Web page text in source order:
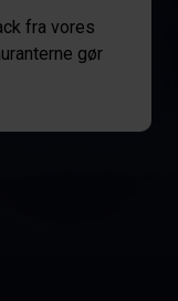
fra vores
gør